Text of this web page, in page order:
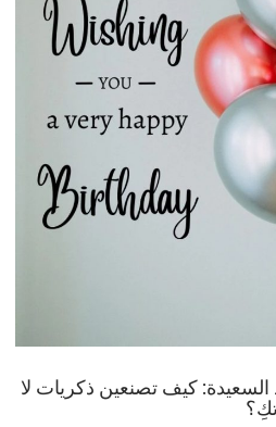
السعيدة: كيف تصنعين ذكريات لا